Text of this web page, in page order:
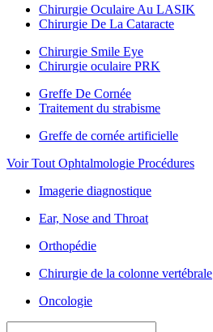
Chirurgie Oculaire Au LASIK
Chirurgie De La Cataracte
Chirurgie Smile Eye
Chirurgie oculaire PRK
Greffe De Cornée
Traitement du strabisme
Greffe de cornée artificielle
Voir Tout Ophtalmologie Procédures
Imagerie diagnostique
Ear, Nose and Throat
Orthopédie
Chirurgie de la colonne vertébrale
Oncologie